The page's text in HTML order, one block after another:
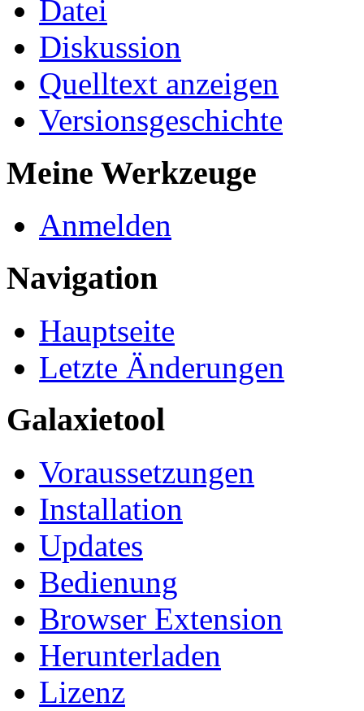
Datei
Diskussion
Quelltext anzeigen
Versionsgeschichte
Meine Werkzeuge
Anmelden
Navigation
Hauptseite
Letzte Änderungen
Galaxietool
Voraussetzungen
Installation
Updates
Bedienung
Browser Extension
Herunterladen
Lizenz